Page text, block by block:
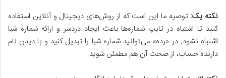
نکته یک: توصیه ما این است که از روش‌های دیجیتال و آنلاین استفاده
کنید تا اشتباه در تایپ شماره‌ها باعث ایجاد دردسر و ارائه شماره شبا
اشتباه نشود. در «رده» می‌توانید شماره شبا را تبدیل کنید و با دیدن نام
دارنده حساب، از صحت آن هم مطمئن شوید.